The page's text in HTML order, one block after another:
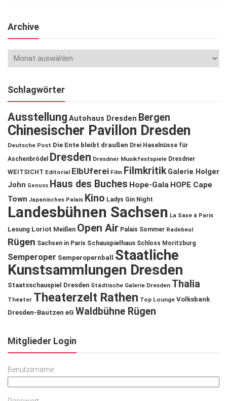
Archive
Schlagwörter
Ausstellung Autohaus Dresden Bergen
Chinesischer Pavillon Dresden
Deutsche Post Die Ente bleibt draußen Drei Haselnüsse für
Aschenbrödel
Dresden Dresdner Musikfestspiele Dresdner
WEITSICHT Editorial ElbUferei Film Filmkritik Galerie Holger
John Genuss Haus des Buches Hope-Gala HOPE Cape
Town Japanisches Palais Kino Ladys Gin Night
Landesbühnen Sachsen La Saxe à Paris
Lesung Loriot Meißen Open Air Palais Sommer Radebeul
Rügen Sachsen in Paris Schauspielhaus Schloss Moritzburg
Semperoper Semperopernball
Staatliche
Kunstsammlungen Dresden
Staatsschauspiel Dresden Städtische Galerie Dresden Thalia
Theater Theaterzelt Rathen Top Lounge Volksbank
Dresden-Bautzen eG Waldbühne Rügen
Mitglieder Login
Benutzername